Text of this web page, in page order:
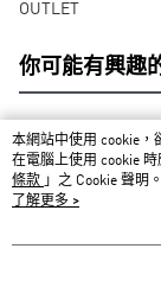
OUTLET
你可能有興趣
熱門標籤
本網站中使用 cookie，
在電腦上使用 cookie
條款 」之 Cookie 聲明
款之 Cookie 聲明使用
了解更多 >